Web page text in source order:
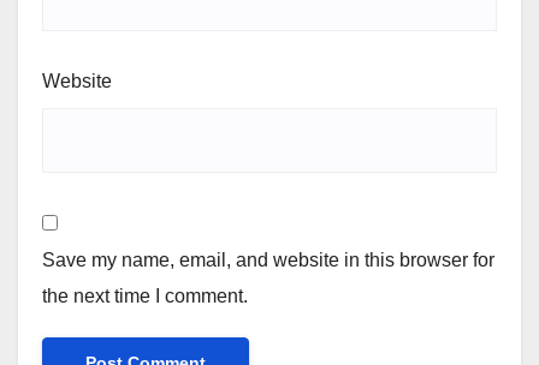
Website
Save my name, email, and website in this browser for
the next time I comment.